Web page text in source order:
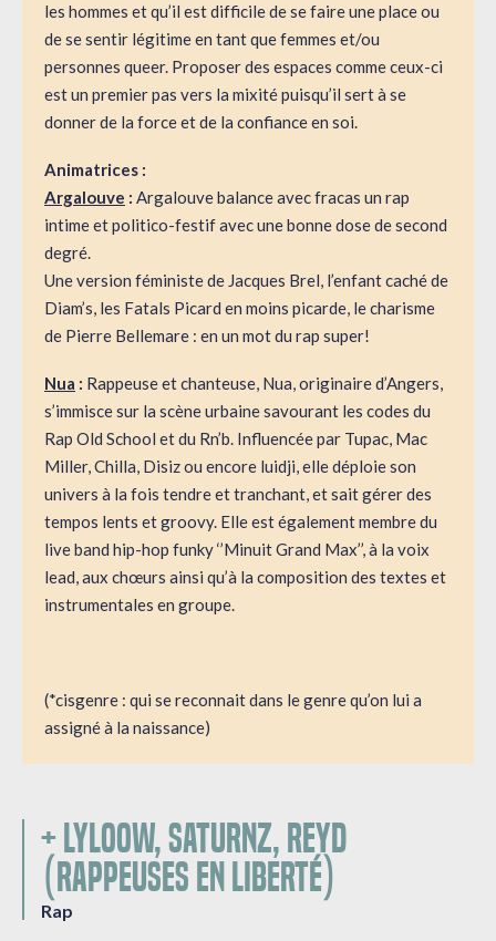
les hommes et qu’il est difficile de se faire une place ou
de se sentir légitime en tant que femmes et/ou
personnes queer. Proposer des espaces comme ceux-ci
est un premier pas vers la mixité puisqu’il sert à se
donner de la force et de la confiance en soi.
Animatrices :
Argalouve : Argalouve balance avec fracas un rap
intime et politico-festif avec une bonne dose de second
degré.
Une version féministe de Jacques Brel, l’enfant caché de
Diam’s, les Fatals Picard en moins picarde, le charisme
de Pierre Bellemare : en un mot du rap super!
Nua : Rappeuse et chanteuse, Nua, originaire d’Angers,
s’immisce sur la scène urbaine savourant les codes du
Rap Old School et du Rn’b. Influencée par Tupac, Mac
Miller, Chilla, Disiz ou encore luidji, elle déploie son
univers à la fois tendre et tranchant, et sait gérer des
tempos lents et groovy. Elle est également membre du
live band hip-hop funky ‘’Minuit Grand Max’’, à la voix
lead, aux chœurs ainsi qu’à la composition des textes et
instrumentales en groupe.
(*cisgenre : qui se reconnait dans le genre qu’on lui a
assigné à la naissance)
+ LYLOOW, SATURNZ, REYD
(RAPPEUSES EN LIBERTÉ)
Rap